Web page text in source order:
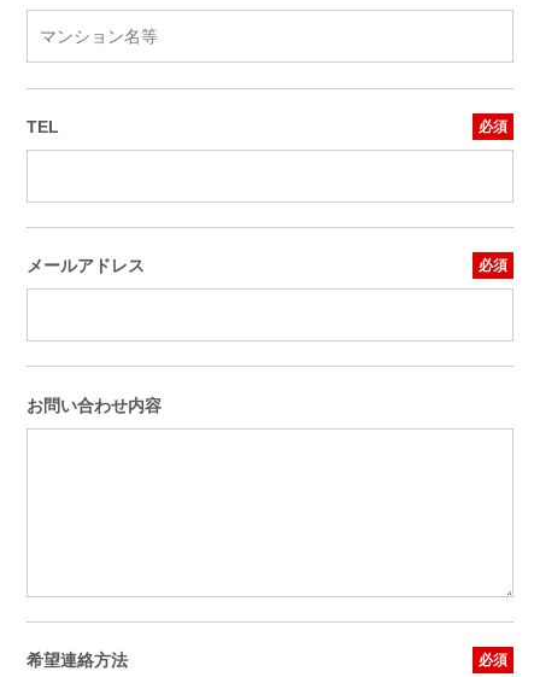
TEL
メールアドレス
お問い合わせ内容
希望連絡方法